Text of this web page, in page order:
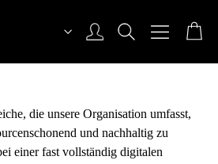
höchste ökologische
die unsere Organisation umfasst,
und nachhaltig zu
einer fast vollständig digitalen